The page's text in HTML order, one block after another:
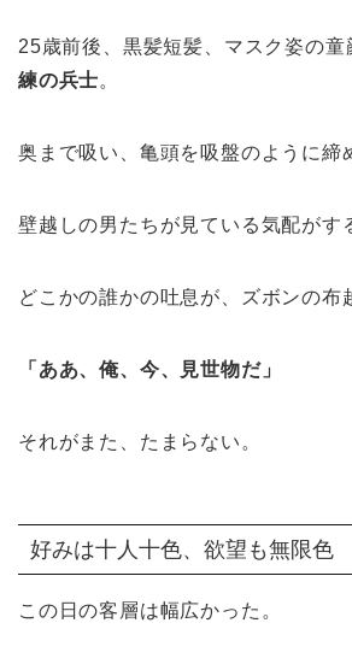
25歳前後、黒髪短髪、マスク姿の童
練の兵士。
奥まで吸い、亀頭を吸盤のように締
壁越しの男たちが見ている気配がす
どこかの誰かの吐息が、ズボンの布
「ああ、俺、今、見世物だ」
それがまた、たまらない。
好みは十人十色、欲望も無限色
この日の客層は幅広かった。